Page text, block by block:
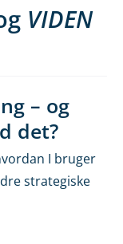
VIDEN
– og
det?
I bruger
strategiske